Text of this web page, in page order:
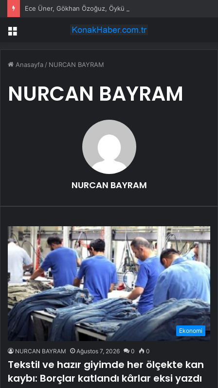
Menü
Anasayfa / NURCAN BAYRAM
NURCAN BAYRAM
NURCAN BAYRAM
Ekonomi
NURCAN BAYRAM Ağustos 7, 2026 0 0
Tekstil ve hazır giyimde her ölçekte kan
kaybı: Borçlar katlandı kârlar eksi yazdı